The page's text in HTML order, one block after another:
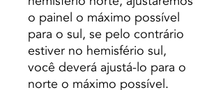
o painel o máximo possível
para o sul, se pelo contrário
estiver no hemisfério sul,
você deverá ajustá-lo para o
norte o máximo possível.